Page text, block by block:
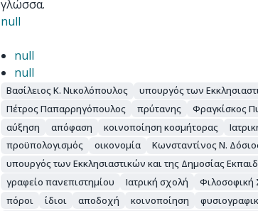
γλώσσα.
null
null
null
Βασίλειος Κ. Νικολόπουλος
υπουργός των
Πέτρος Παπαρρηγόπουλος
πρύτανης Φραγκίσκος
αύξηση
απόφαση κοινοποίηση κοσμήτορας
προϋπολογισμός
οικονομία
Κωνσταντίνος Ν.
υπουργός των Εκκλησιαστικών και της Δημοσίας
γραφείο πανεπιστημίου
Ιατρική σχολή Φιλοσοφική
πόροι
ίδιοι αποδοχή κοινοποίηση